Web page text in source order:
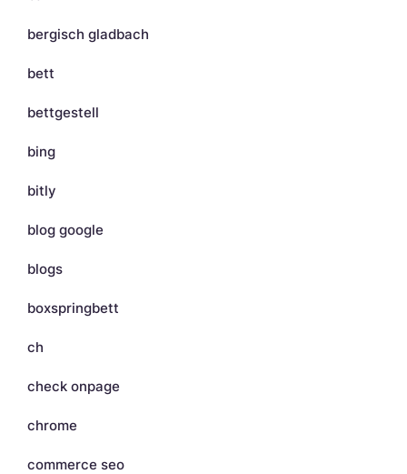
bergisch gladbach
bett
bettgestell
bing
bitly
blog google
blogs
boxspringbett
ch
check onpage
chrome
commerce seo